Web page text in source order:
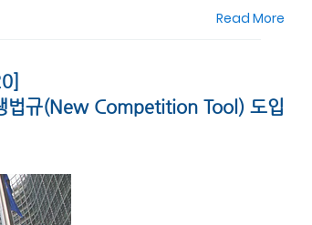
Read More
법규(New Competition Tool) 도입